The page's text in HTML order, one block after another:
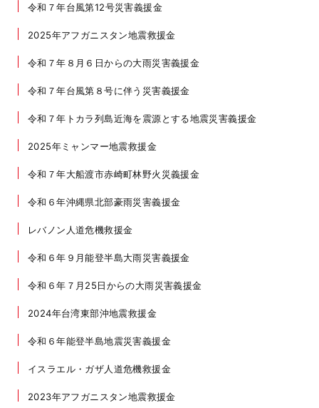
令和７年台風第12号災害義援金
2025年アフガニスタン地震救援金
令和７年８月６日からの大雨災害義援金
令和７年台風第８号に伴う災害義援金
令和７年トカラ列島近海を震源とする地震災害義援金
2025年ミャンマー地震救援金
令和７年大船渡市赤崎町林野火災義援金
令和６年沖縄県北部豪雨災害義援金
レバノン人道危機救援金
令和６年９月能登半島大雨災害義援金
令和６年７月25日からの大雨災害義援金
2024年台湾東部沖地震救援金
令和６年能登半島地震災害義援金
イスラエル・ガザ人道危機救援金
2023年アフガニスタン地震救援金